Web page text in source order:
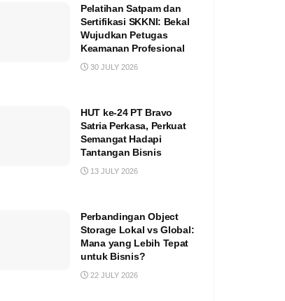
Pelatihan Satpam dan
Sertifikasi SKKNI: Bekal
Wujudkan Petugas
Keamanan Profesional
30 JULY 2026
HUT ke-24 PT Bravo
Satria Perkasa, Perkuat
Semangat Hadapi
Tantangan Bisnis
13 JULY 2026
Perbandingan Object
Storage Lokal vs Global:
Mana yang Lebih Tepat
untuk Bisnis?
22 JULY 2026